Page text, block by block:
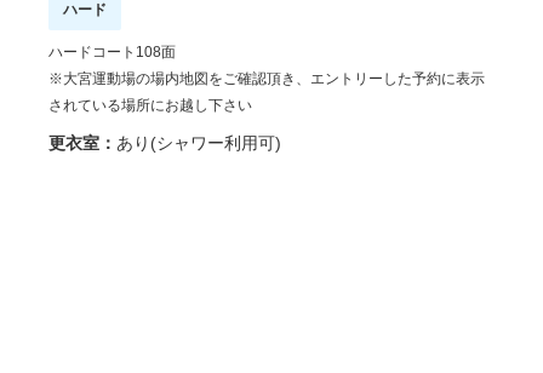
ハード
ハードコート108面
※大宮運動場の場内地図をご確認頂き、エントリーした予約に表示
されている場所にお越し下さい
更衣室： あり(シャワー利用可)